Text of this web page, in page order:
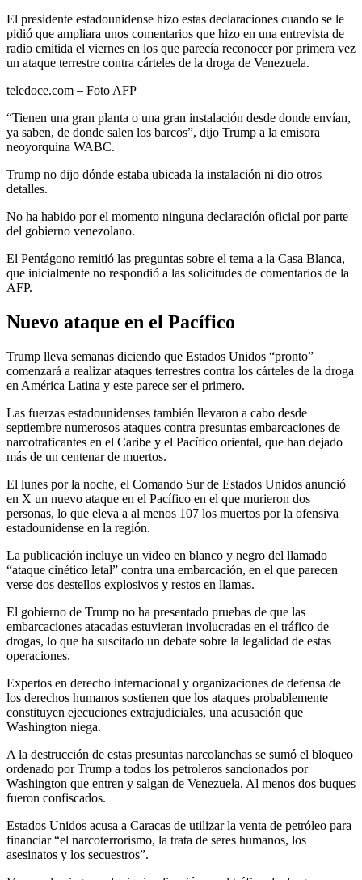
El presidente estadounidense hizo estas declaraciones cuando se le
pidió que ampliara unos comentarios que hizo en una entrevista de
radio emitida el viernes en los que parecía reconocer por primera vez
un ataque terrestre contra cárteles de la droga de Venezuela.
teledoce.com – Foto AFP
“Tienen una gran planta o una gran instalación desde donde envían,
ya saben, de donde salen los barcos”, dijo Trump a la emisora
neoyorquina WABC.
Trump no dijo dónde estaba ubicada la instalación ni dio otros
detalles.
No ha habido por el momento ninguna declaración oficial por parte
del gobierno venezolano.
El Pentágono remitió las preguntas sobre el tema a la Casa Blanca,
que inicialmente no respondió a las solicitudes de comentarios de la
AFP.
Nuevo ataque en el Pacífico
Trump lleva semanas diciendo que Estados Unidos “pronto”
comenzará a realizar ataques terrestres contra los cárteles de la droga
en América Latina y este parece ser el primero.
Las fuerzas estadounidenses también llevaron a cabo desde
septiembre numerosos ataques contra presuntas embarcaciones de
narcotraficantes en el Caribe y el Pacífico oriental, que han dejado
más de un centenar de muertos.
El lunes por la noche, el Comando Sur de Estados Unidos anunció
en X un nuevo ataque en el Pacífico en el que murieron dos
personas, lo que eleva a al menos 107 los muertos por la ofensiva
estadounidense en la región.
La publicación incluye un video en blanco y negro del llamado
“ataque cinético letal” contra una embarcación, en el que parecen
verse dos destellos explosivos y restos en llamas.
El gobierno de Trump no ha presentado pruebas de que las
embarcaciones atacadas estuvieran involucradas en el tráfico de
drogas, lo que ha suscitado un debate sobre la legalidad de estas
operaciones.
Expertos en derecho internacional y organizaciones de defensa de
los derechos humanos sostienen que los ataques probablemente
constituyen ejecuciones extrajudiciales, una acusación que
Washington niega.
A la destrucción de estas presuntas narcolanchas se sumó el bloqueo
ordenado por Trump a todos los petroleros sancionados por
Washington que entren y salgan de Venezuela. Al menos dos buques
fueron confiscados.
Estados Unidos acusa a Caracas de utilizar la venta de petróleo para
financiar “el narcoterrorismo, la trata de seres humanos, los
asesinatos y los secuestros”.